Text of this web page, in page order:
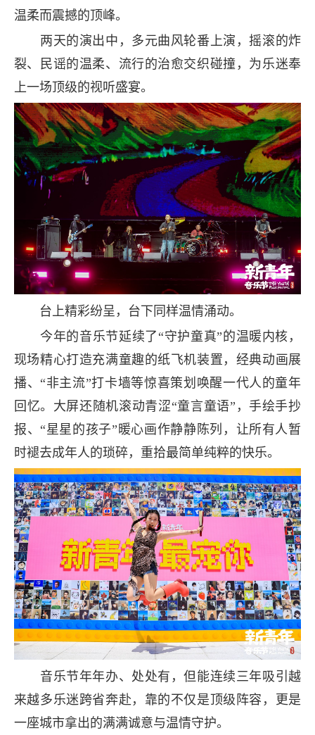
温柔而震撼的顶峰。
两天的演出中，多元曲风轮番上演，摇滚的炸
裂、民谣的温柔、流行的治愈交织碰撞，为乐迷奉
上一场顶级的视听盛宴。
台上精彩纷呈，台下同样温情涌动。
今年的音乐节延续了“守护童真”的温暖内核，
现场精心打造充满童趣的纸飞机装置，经典动画展
播、“非主流”打卡墙等惊喜策划唤醒一代人的童年
回忆。大屏还随机滚动青涩“童言童语”，手绘手抄
报、“星星的孩子”暖心画作静静陈列，让所有人暂
时褪去成年人的琐碎，重拾最简单纯粹的快乐。
音乐节年年办、处处有，但能连续三年吸引越
来越多乐迷跨省奔赴，靠的不仅是顶级阵容，更是
一座城市拿出的满满诚意与温情守护。